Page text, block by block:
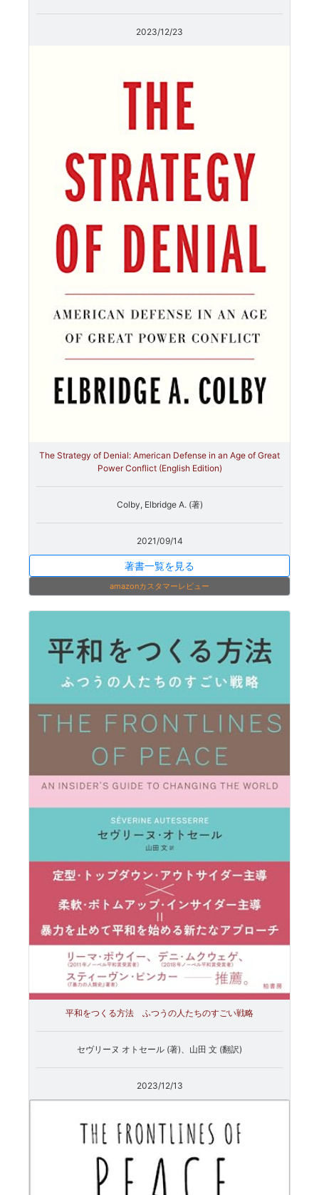
2023/12/23
The Strategy of Denial: American Defense in an Age of Great
Power Conflict (English Edition)
Colby, Elbridge A. (著)
2021/09/14
著書一覧を見る
amazonカスタマーレビュー
平和をつくる方法 ふつうの人たちのすごい戦略
セヴリーヌ オトセール (著)、山田 文 (翻訳)
2023/12/13